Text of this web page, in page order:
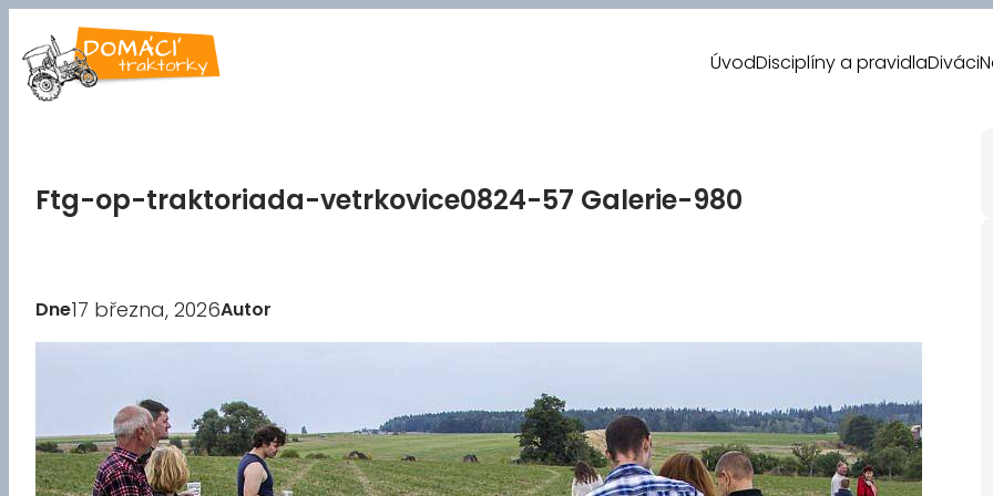
Přeskočit
na
obsah
ÚvodDisciplíny a pravidlaDiváci
Ftg-op-traktoriada-vetrkovice0824-57 Galerie-980
Dne17 března, 2026Autor